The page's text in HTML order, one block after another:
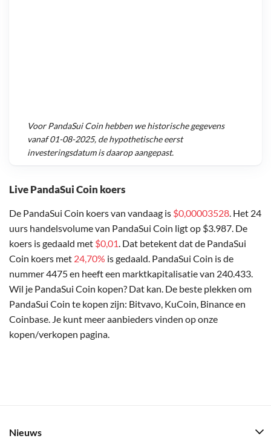
Live PandaSui Coin koers
De PandaSui Coin koers van vandaag is $0,00003528. Het 24
uurs handelsvolume van PandaSui Coin ligt op $3.987. De
koers is gedaald met $0,01. Dat betekent dat de PandaSui
Coin koers met 24,70% is gedaald. PandaSui Coin is de
nummer 4475 en heeft een marktkapitalisatie van 240.433.
Wil je PandaSui Coin kopen? Dat kan. De beste plekken om
PandaSui Coin te kopen zijn: Bitvavo, KuCoin, Binance en
Coinbase. Je kunt meer aanbieders vinden op onze
kopen/verkopen pagina.
VoorPandaSui Coinhebben we historische gegevens
vanaf01-08-2025, de hypothetische eerst
investeringsdatum is daarop aangepast.
Nieuws